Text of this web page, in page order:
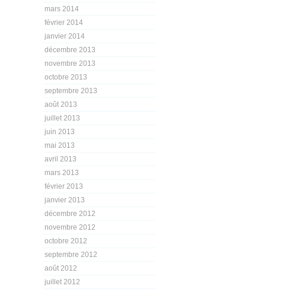
mars 2014
février 2014
janvier 2014
décembre 2013
novembre 2013
octobre 2013
septembre 2013
août 2013
juillet 2013
juin 2013
mai 2013
avril 2013
mars 2013
février 2013
janvier 2013
décembre 2012
novembre 2012
octobre 2012
septembre 2012
août 2012
juillet 2012